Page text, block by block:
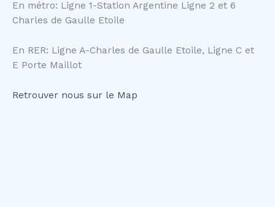
En métro: Ligne 1-Station Argentine Ligne 2 et 6
Charles de Gaulle Etoile
En RER: Ligne A-Charles de Gaulle Etoile, Ligne C et
E Porte Maillot
Retrouver nous sur le Map